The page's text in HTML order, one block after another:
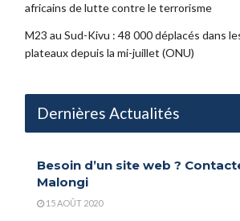
africains de lutte contre le terrorisme
M23 au Sud-Kivu : 48 000 déplacés dans
plateaux depuis la mi-juillet (ONU)
Dernières Actualités
Besoin d’un site web ?
Malongi
15 AOÛT 2020